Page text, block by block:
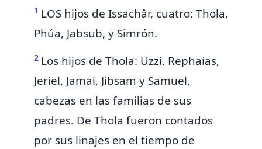
1 LOS hijos de Issachâr, cuatro: Thola,
Phúa, Jabsub, y Simrón.
2 Los hijos de Thola: Uzzi, Rephaías,
Jeriel, Jamai, Jibsam y Samuel,
cabezas en las familias de sus
padres. De Thola fueron contados
por sus linajes en el tiempo de